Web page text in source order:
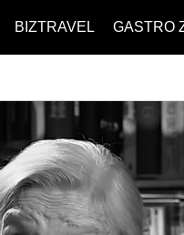
BIZTRAVEL GASTRO
BACK TO
BACK TO